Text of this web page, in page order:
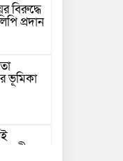
বিরুদ্ধে
প্রদান
ভূমিকা
করীম